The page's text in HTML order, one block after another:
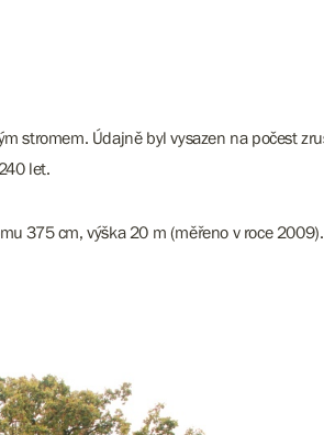
stromem. Údajně byl vysazen na počest
let.
375 cm, výška 20 m (měřeno v roce 2009).